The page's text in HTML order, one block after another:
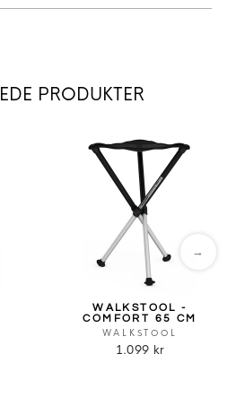
PRODUKTER
WALKSTOOL -
COMFORT 65 CM
WALKSTOOL
1.099 kr
→